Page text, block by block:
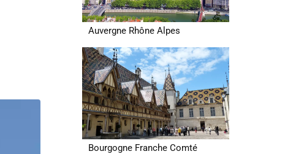
Auvergne Rhône Alpes
Bourgogne Franche Comté